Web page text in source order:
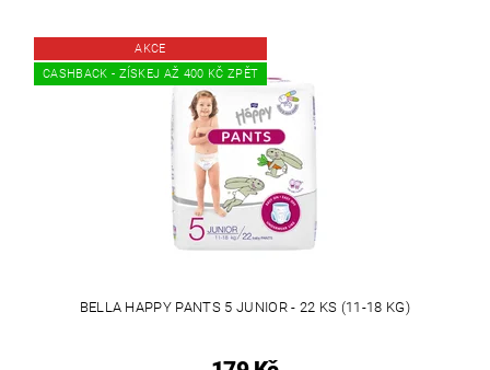
AKCE
CASHBACK - ZÍSKEJ AŽ 400 KČ ZPĚT
BELLA HAPPY PANTS 5 JUNIOR - 22 KS (11-18 KG)